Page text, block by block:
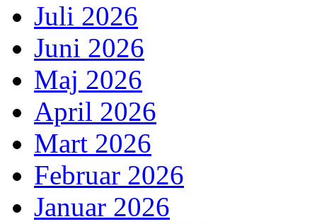
Juli 2026
Juni 2026
Maj 2026
April 2026
Mart 2026
Februar 2026
Januar 2026